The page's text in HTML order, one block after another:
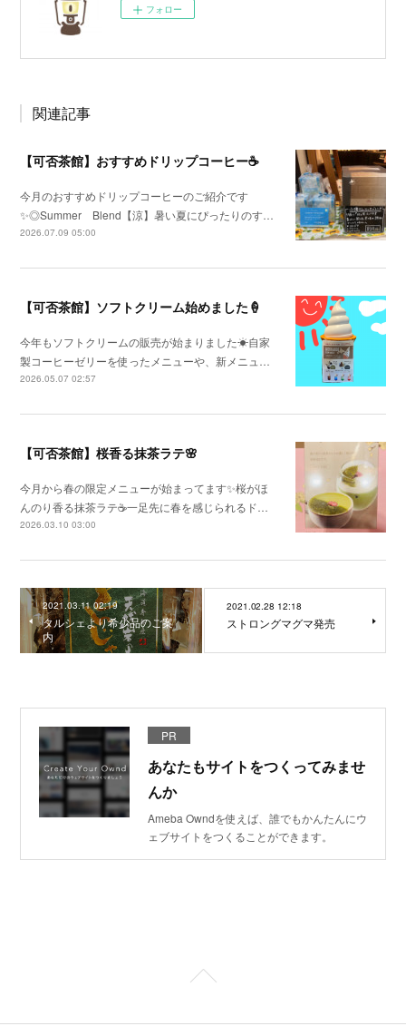
フォロー
関連記事
【可否茶館】おすすめドリップコーヒー☕
今月のおすすめドリップコーヒーのご紹介です
✨◎Summer Blend【涼】暑い夏にぴったりのす…
2026.07.09 05:00
【可否茶館】ソフトクリーム始めました🍦
今年もソフトクリームの販売が始まりました☀自家
製コーヒーゼリーを使ったメニューや、新メニュ…
2026.05.07 02:57
【可否茶館】桜香る抹茶ラテ🌸
今月から春の限定メニューが始まってます✨桜がほ
んのり香る抹茶ラテ☕一足先に春を感じられるド…
2026.03.10 03:00
2021.03.11 02:19
タルシェより希少品のご案
内
2021.02.28 12:18
ストロングマグマ発売
PR
あなたもサイトをつくってみませ
んか
Ameba Owndを使えば、誰でもかんたんにウ
ェブサイトをつくることができます。